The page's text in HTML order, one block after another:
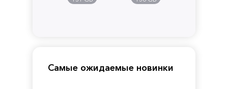
Самые ожидаемые новинки